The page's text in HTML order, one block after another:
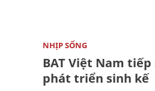
NHỊP SỐNG
BAT Việt Nam
phát triển sinh kế